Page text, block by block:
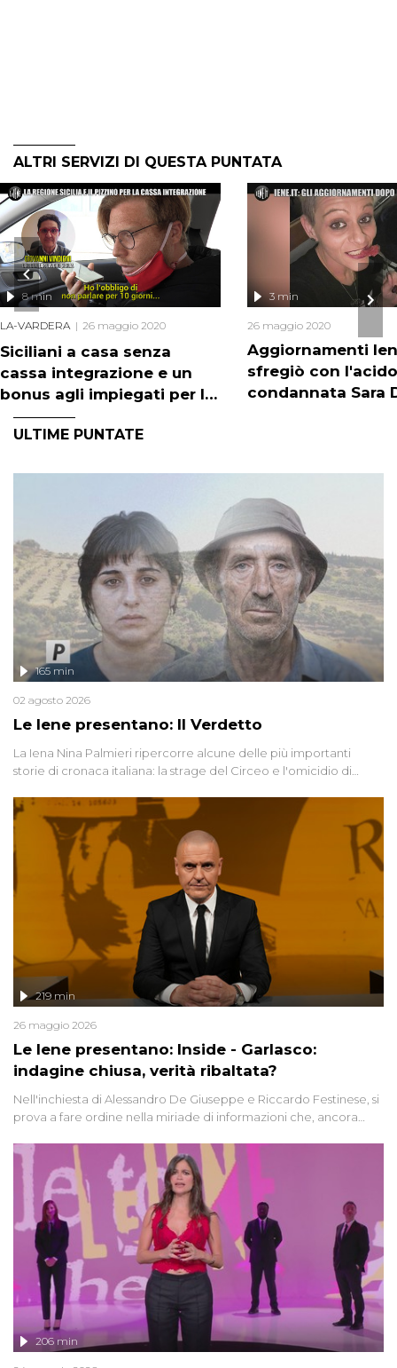
ALTRI SERVIZI DI QUESTA PUNTATA
Siciliani a casa senza
cassa integrazione e un
bonus agli impiegati per le
pratiche?
8 min
LA-VARDERA 26 maggio 2020
Aggiornamenti
sfregiò con
condannata Sara
3 min
26 maggio 2020
ULTIME PUNTATE
Le Iene presentano: Il Verdetto
165 min
02 agosto 2026
La Iena Nina Palmieri ripercorre alcune delle più importanti
storie di cronaca italiana: la strage del Circeo e l'omicidio di
Le Iene presentano: Inside - Garlasco:
indagine chiusa, verità ribaltata?
219 min
26 maggio 2026
Nell'inchiesta di Alessandro De Giuseppe e Riccardo Festinese, si
prova a fare ordine nella miriade di informazioni che, ancora
giudiziarie più discusse degli ultimi anni. Lo speciale ricostruisce la
vicenda mettendo in fila testimonianze, errori, dettagli
controversi e i protagonisti di un'indagine che sembra non avere
fine.
206 min